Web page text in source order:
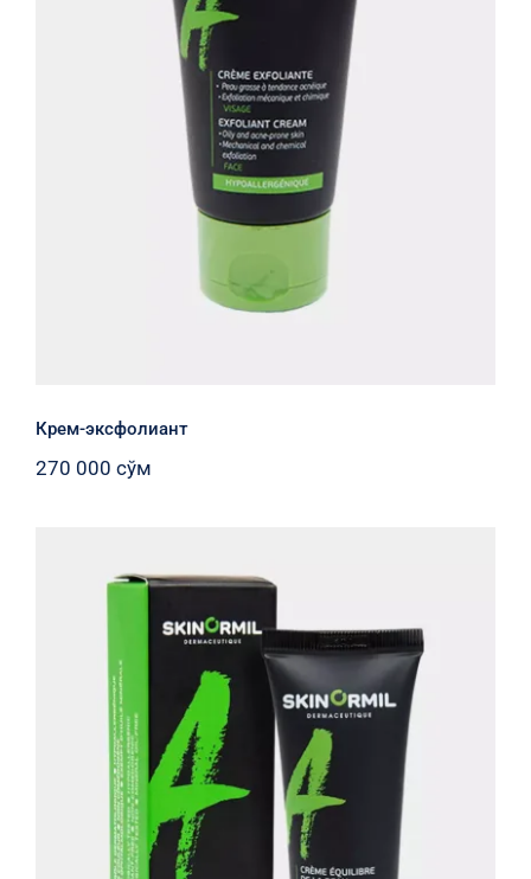
Крем-эксфолиант
Крем-эксфолиант
270 000 сўм
Крем-баланс с матирующим
эффектом